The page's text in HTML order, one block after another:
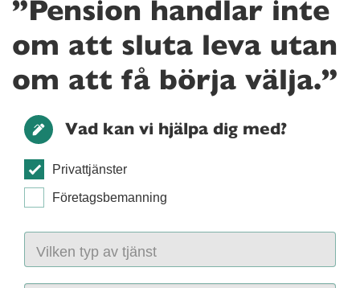
”Pension handlar inte
om att sluta leva utan
om att få börja välja.”
Vad kan vi hjälpa dig med?
Privattjänster
Företagsbemanning